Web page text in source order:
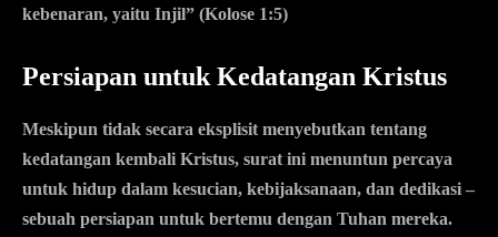
kebenaran, yaitu Injil” (Kolose 1:5)
Persiapan untuk Kedatangan Kristus
Meskipun tidak secara eksplisit menyebutkan tentang
kedatangan kembali Kristus, surat ini menuntun percaya
untuk hidup dalam kesucian, kebijaksanaan, dan dedikasi –
sebuah persiapan untuk bertemu dengan Tuhan mereka.